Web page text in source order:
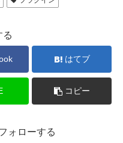
る
はてブ
コピー
ォローする